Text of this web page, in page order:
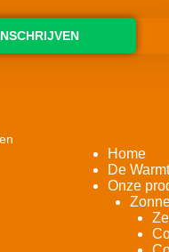
Home
De
Onze